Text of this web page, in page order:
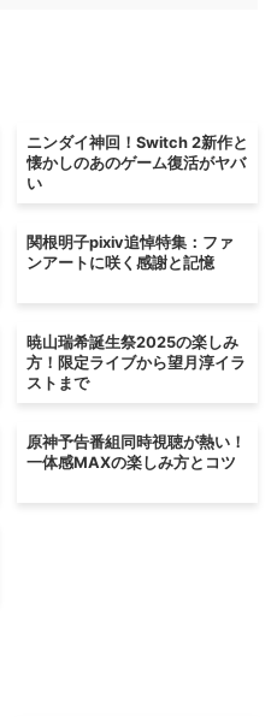
ニンダイ神回！Switch 2新作と
懐かしのあのゲーム復活がヤバ
い
関根明子pixiv追悼特集：ファ
ンアートに咲く感謝と記憶
暁山瑞希誕生祭2025の楽しみ
方！限定ライブから望月淳イラ
ストまで
原神予告番組同時視聴が熱い！
一体感MAXの楽しみ方とコツ